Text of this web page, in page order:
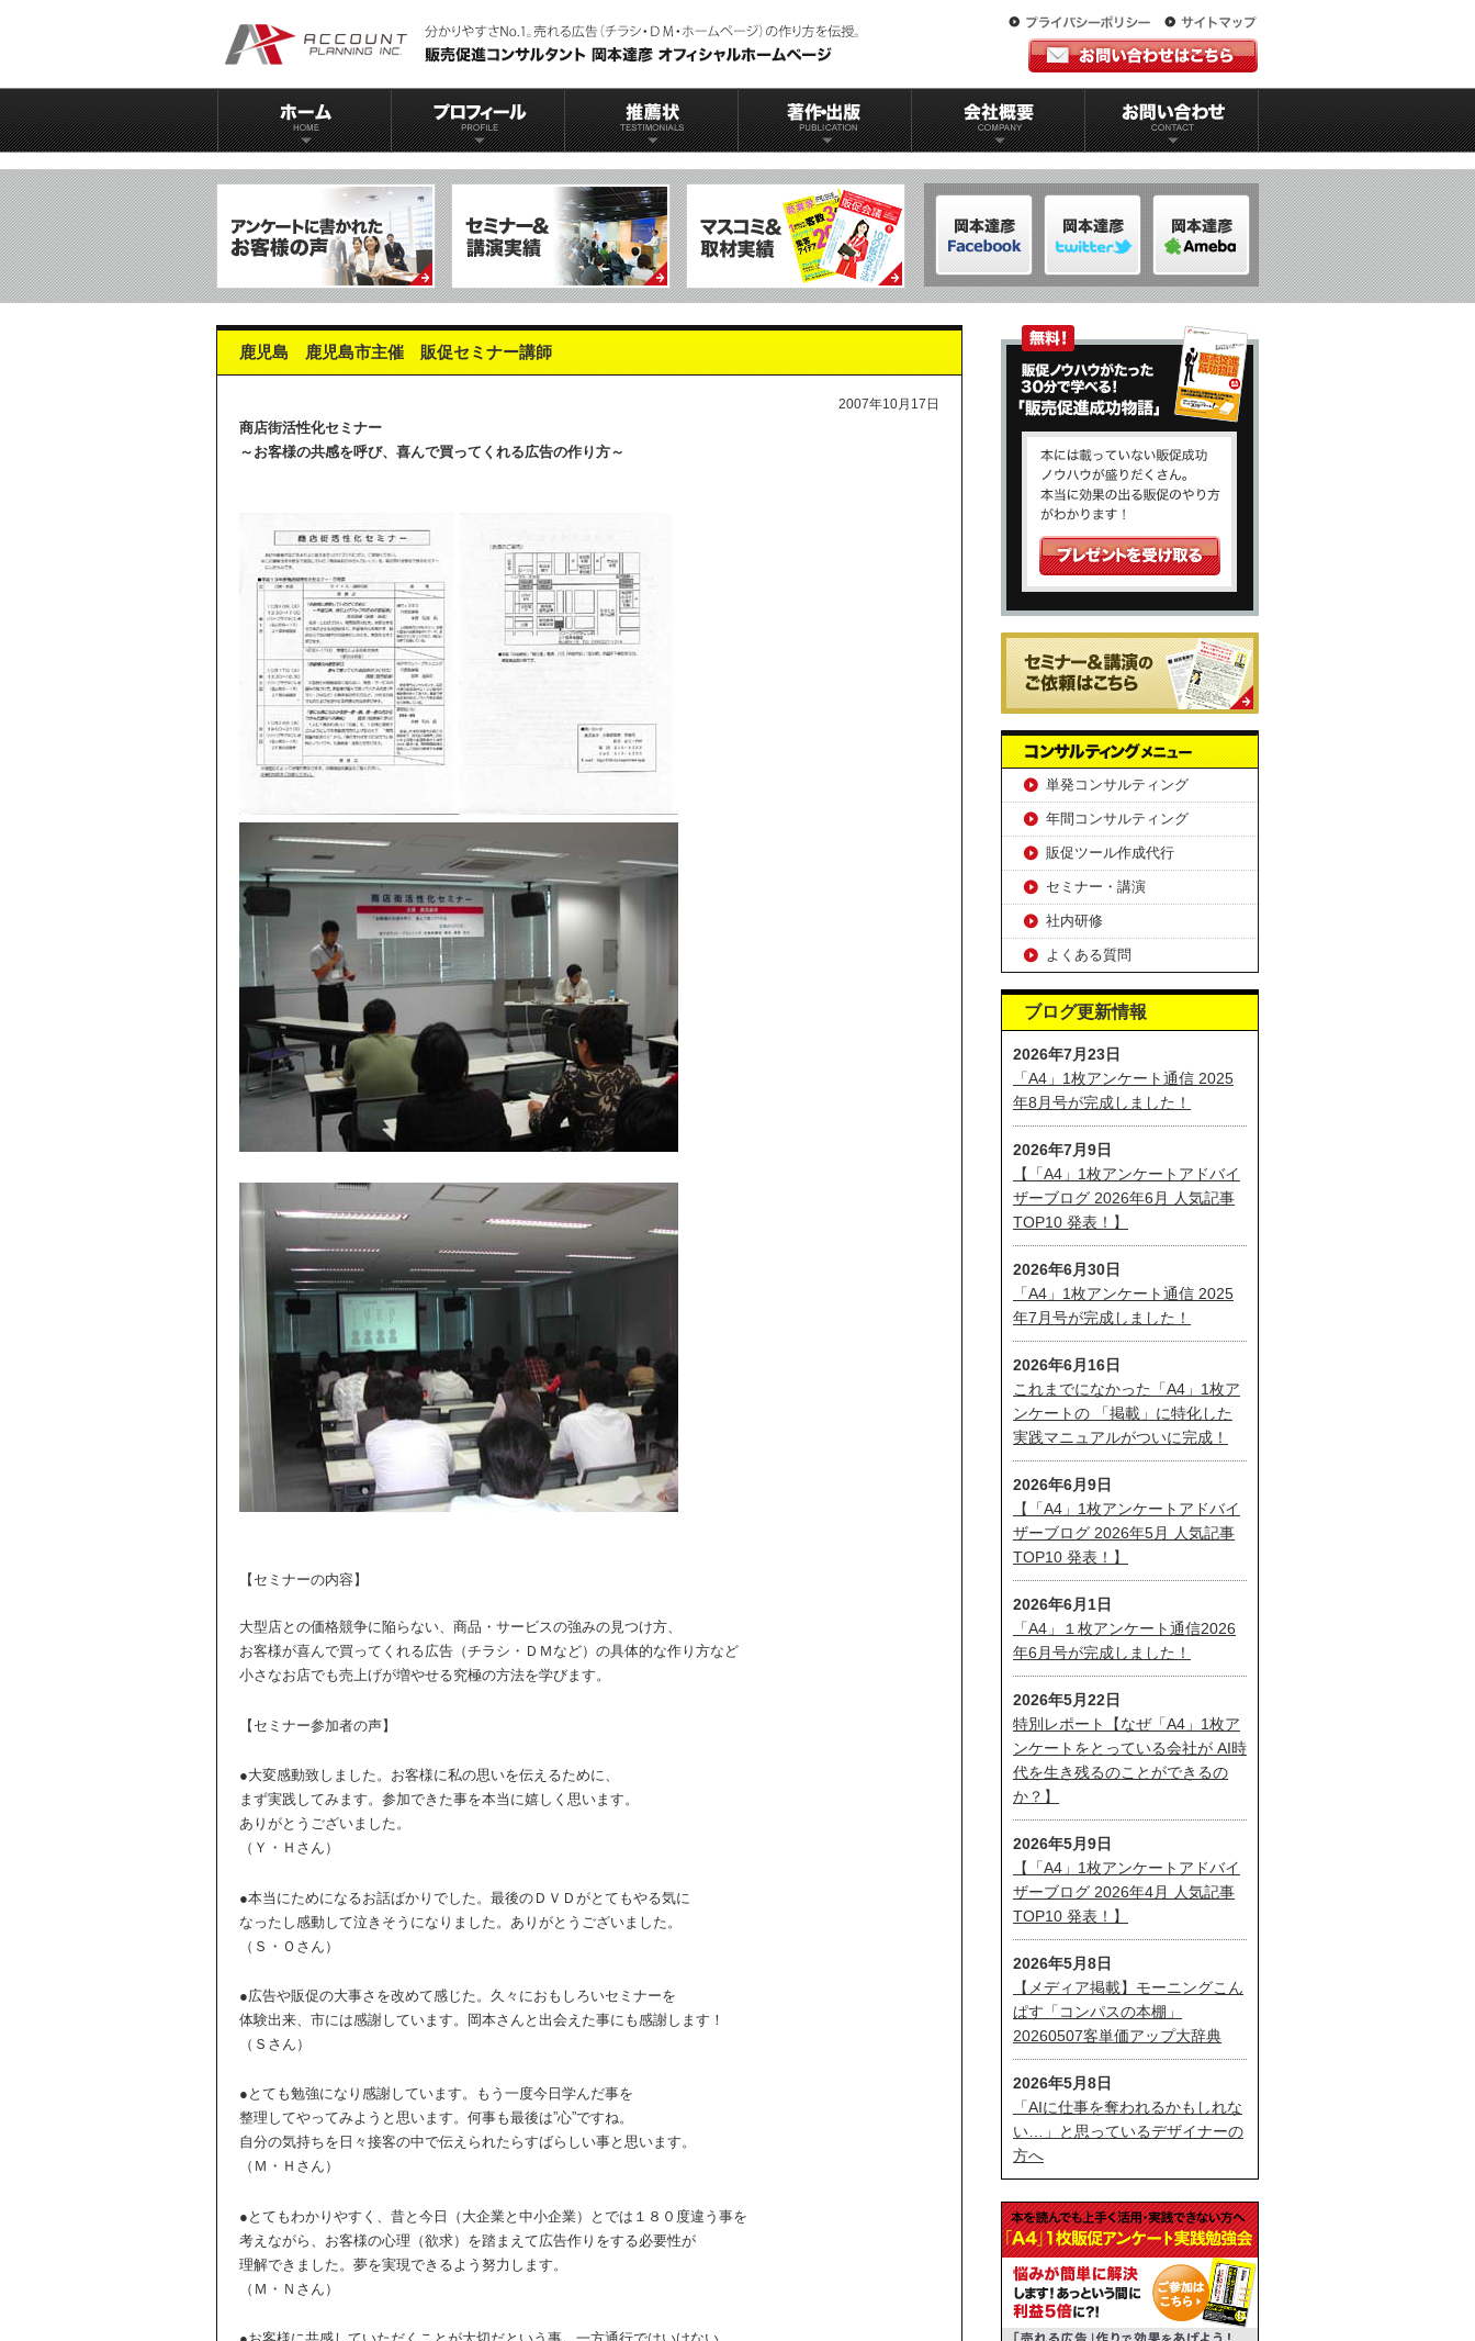
鹿児島 鹿児島市主催 販促セミナー講師
2007年10月17日
商店街活性化セミナー
～お客様の共感を呼び、喜んで買ってくれる広告の作り方～
【セミナーの内容】
大型店との価格競争に陥らない、商品・サービスの強みの見つけ方、
お客様が喜んで買ってくれる広告（チラシ・ＤＭなど）の具体的な作り方など
小さなお店でも売上げが増やせる究極の方法を学びます。
【セミナー参加者の声】
●大変感動致しました。お客様に私の思いを伝えるために、
まず実践してみます。参加できた事を本当に嬉しく思います。
ありがとうございました。
（Ｙ・Ｈさん）
●本当にためになるお話ばかりでした。最後のＤＶＤがとてもやる気に
なったし感動して泣きそうになりました。ありがとうございました。
（Ｓ・Ｏさん）
●広告や販促の大事さを改めて感じた。久々におもしろいセミナーを
体験出来、市には感謝しています。岡本さんと出会えた事にも感謝します！
（Ｓさん）
●とても勉強になり感謝しています。もう一度今日学んだ事を
整理してやってみようと思います。何事も最後は”心”ですね。
自分の気持ちを日々接客の中で伝えられたらすばらしい事と思います。
（Ｍ・Ｈさん）
●とてもわかりやすく、昔と今日（大企業と中小企業）とでは１８０度違う事を
考えながら、お客様の心理（欲求）を踏まえて広告作りをする必要性が
理解できました。夢を実現できるよう努力します。
（Ｍ・Ｎさん）
単発コンサルティング
年間コンサルティング
販促ツール作成代行
セミナー・講演
社内研修
よくある質問
ブログ更新情報
2026年7月23日
「A4」1枚アンケート通信 2025
年8月号が完成しました！
2026年7月9日
【「A4」1枚アンケートアドバイ
ザーブログ 2026年6月 人気記事
TOP10 発表！】
2026年6月30日
「A4」1枚アンケート通信 2025
年7月号が完成しました！
2026年6月16日
これまでになかった「A4」1枚ア
ンケートの 「掲載」に特化した
実践マニュアルがついに完成！
2026年6月9日
【「A4」1枚アンケートアドバイ
ザーブログ 2026年5月 人気記事
TOP10 発表！】
2026年6月1日
「A4」１枚アンケート通信2026
年6月号が完成しました！
2026年5月22日
特別レポート【なぜ「A4」1枚ア
ンケートをとっている会社が AI時
代を生き残るのことができるの
か？】
2026年5月9日
【「A4」1枚アンケートアドバイ
ザーブログ 2026年4月 人気記事
TOP10 発表！】
2026年5月8日
【メディア掲載】モーニングこん
ぱす「コンパスの本棚」
20260507客単価アップ大辞典
2026年5月8日
「AIに仕事を奪われるかもしれな
い…」と思っているデザイナーの
方へ